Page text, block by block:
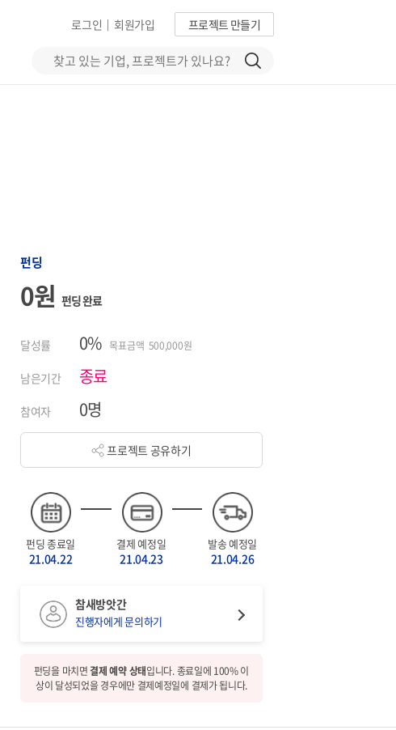
프로젝트 만들기
회원가입
|
로그인
펀딩
0원 펀딩 완료
달성률 0% 목표금액 500,000원
남은기간 종료
참여자 0명
프로젝트 공유하기
펀딩 종료일
21.04.22
결제 예정일
21.04.23
발송 예정일
21.04.26
참새방앗간
진행자에게 문의하기
펀딩을 마치면결제 예약 상태입니다. 종료일에 100% 이
상이 달성되었을 경우에만 결제예정일에 결제가 됩니다.